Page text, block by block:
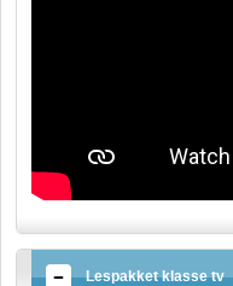
Lespakket klasse tv